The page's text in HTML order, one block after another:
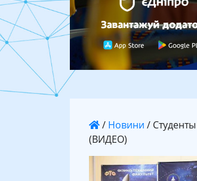
/ Новини /
(ВИДЕО)